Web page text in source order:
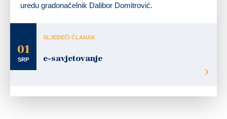
uredu gradonačelnik Dalibor Domitrović.
01
SRP
SLJEDEĆI ČLANAK
e-savjetovanje